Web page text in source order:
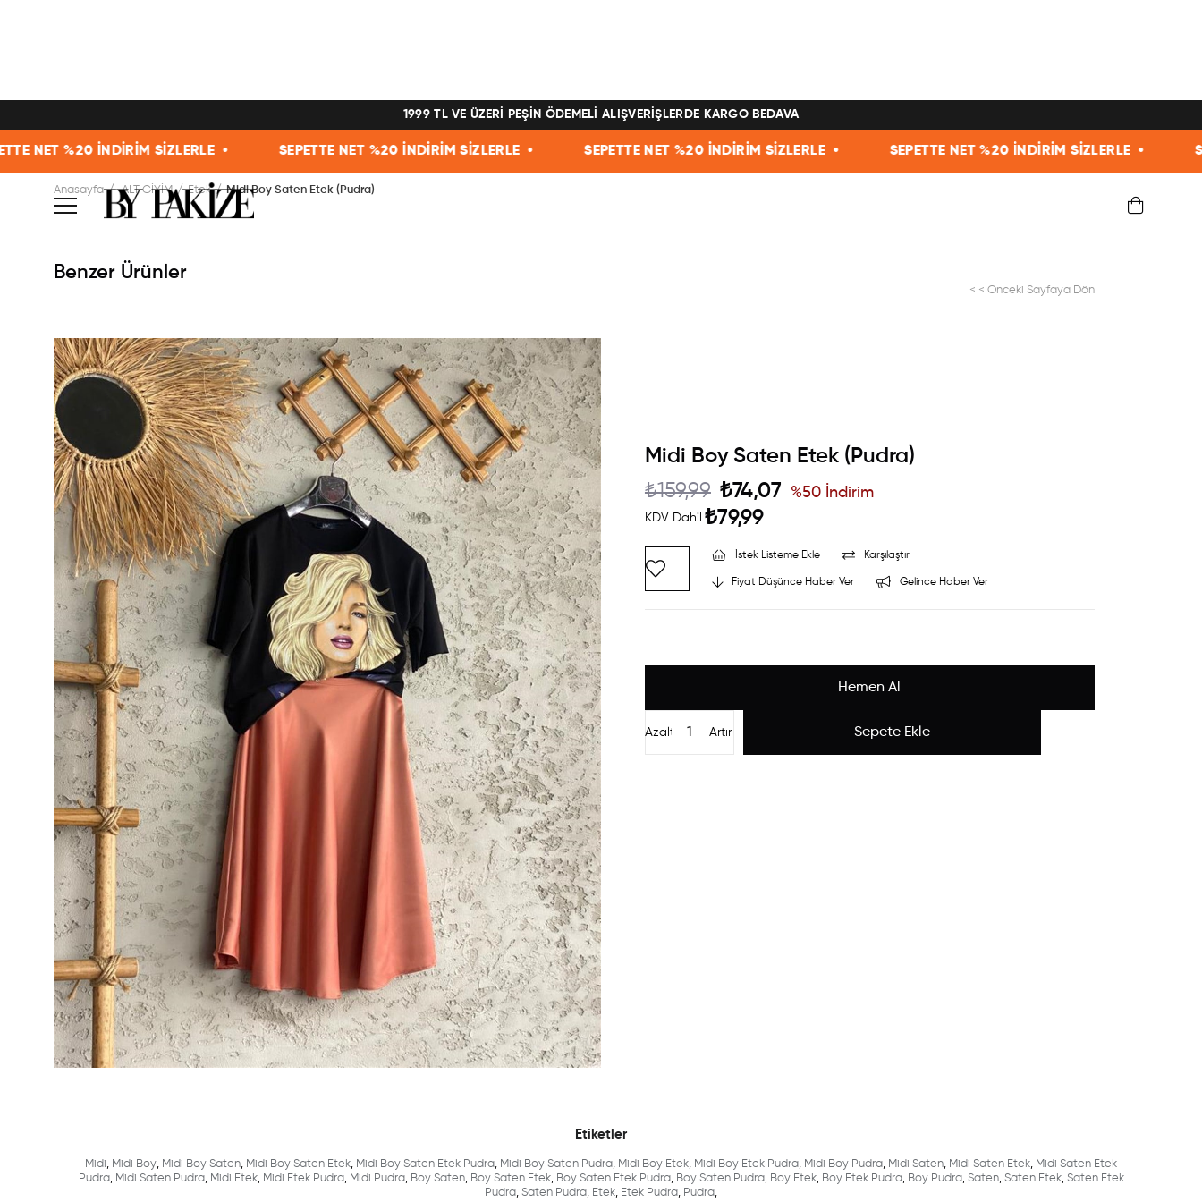
1999 TL VE ÜZERİ PEŞİN ÖDEMELİ ALIŞVERİŞLERDE KARGO BEDAVA
%20 İNDİRİM SİZLERLE • SEPETTE NET %20 İNDİRİM SİZLERLE • SEPETTE NET %20 İNDİRİM SİZLERLE • SEPETTE NET %20 İNDİRİM SİZLERLE •
Anasayfa ALT GİYİM Etek Midi Boy Saten Etek (Pudra)
< < Önceki Sayfaya Dön
Benzer Ürünler
Midi Boy Saten Etek (Pudra)
₺159,99 ₺74,07
KDV Dahil ₺79,99
%50İndirim
İstek Listeme Ekle Karşılaştır
Fiyat Düşünce Haber Ver Gelince Haber Ver
Artır
Azalt
Etiketler
Midi, Midi Boy, Midi Boy Saten, Midi Boy Saten Etek, Midi Boy Saten Etek Pudra, Midi Boy Saten Pudra, Midi Boy Etek, Midi Boy Etek Pudra, Midi Boy Pudra, Midi Saten, Midi Saten Etek, Midi Saten Etek
Pudra, Midi Saten Pudra, Midi Etek, Midi Etek Pudra, Midi Pudra, Boy Saten, Boy Saten Etek, Boy Saten Etek Pudra, Boy Saten Pudra, Boy Etek, Boy Etek Pudra, Boy Pudra, Saten, Saten Etek, Saten Etek
Pudra, Saten Pudra, Etek, Etek Pudra, Pudra,